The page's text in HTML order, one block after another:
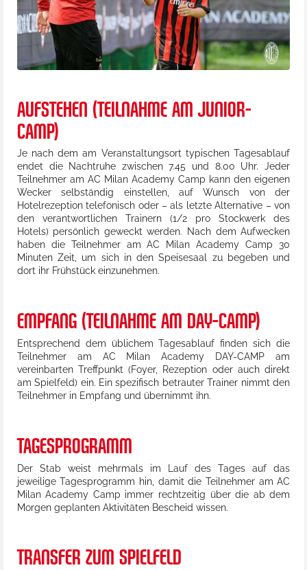
AUFSTEHEN (TEILNAHME AM JUNIOR-
CAMP)
Je nach dem am Veranstaltungsort typischen Tagesablauf
endet die Nachtruhe zwischen 7.45 und 8.00 Uhr. Jeder
Teilnehmer am AC Milan Academy Camp kann den eigenen
Wecker selbständig einstellen, auf Wunsch von der
Hotelrezeption telefonisch oder – als letzte Alternative – von
den verantwortlichen Trainern (1/2 pro Stockwerk des
Hotels) persönlich geweckt werden. Nach dem Aufwecken
haben die Teilnehmer am AC Milan Academy Camp 30
Minuten Zeit, um sich in den Speisesaal zu begeben und
dort ihr Frühstück einzunehmen.
EMPFANG (TEILNAHME AM DAY-CAMP)
Entsprechend dem üblichem Tagesablauf finden sich die
Teilnehmer am AC Milan Academy DAY-CAMP am
vereinbarten Treffpunkt (Foyer, Rezeption oder auch direkt
am Spielfeld) ein. Ein spezifisch betrauter Trainer nimmt den
Teilnehmer in Empfang und übernimmt ihn.
TAGESPROGRAMM
Der Stab weist mehrmals im Lauf des Tages auf das
jeweilige Tagesprogramm hin, damit die Teilnehmer am AC
Milan Academy Camp immer rechtzeitig über die ab dem
Morgen geplanten Aktivitäten Bescheid wissen.
TRANSFER ZUM SPIELFELD